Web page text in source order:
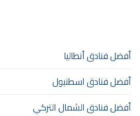
أفضل فنادق أنطاليا
أفضل فنادق اسطنبول
أفضل فنادق الشمال التركي